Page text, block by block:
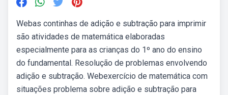
Webas continhas de adição e subtração para imprimir
são atividades de matemática elaboradas
especialmente para as crianças do 1º ano do ensino
do fundamental. Resolução de problemas envolvendo
adição e subtração. Webexercício de matemática com
situações problema sobre adição e subtração para